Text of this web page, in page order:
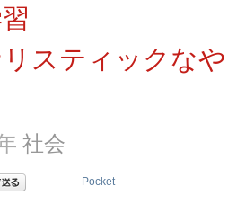
リスティックな
社会
Pocket